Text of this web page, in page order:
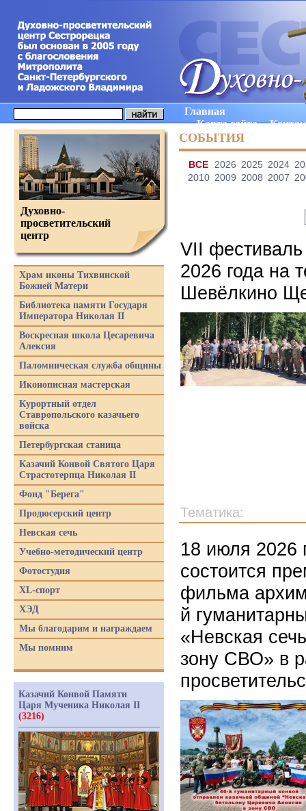
Главная
Карта сайта
СОБЫТИЯ
ВCE 2026 2025 2024
2010 2009 2008 2007
VII
2026 года на
Шевёлкино
Тематика:
18 июля 2026
состоится
фильма
й
«Невская
зону СВО» в
Духовно-
просветительский
центр
Храм иконы Тихвинской
Божией Матери
Библиотека памяти Государя
Императора Николая II
Воскресная школа Цесаревича
Алексия
Паломническая служба общины
Иконописная мастерская
Курортный отдел
Ставропольского казачьего
войска
Петербургская станица
Казачий Конвой Святого Царя
Страстотерпца Николая II
Фонд "Берега"
Продюсерский центр
Невская сечь
Учебно-методический центр
Фотостудия
XL-спорт
ХЭД
Мы благодарим и награждаем
Мы помним
Казачий Конвой Памяти
Царя Мученика Николая II
(3216)